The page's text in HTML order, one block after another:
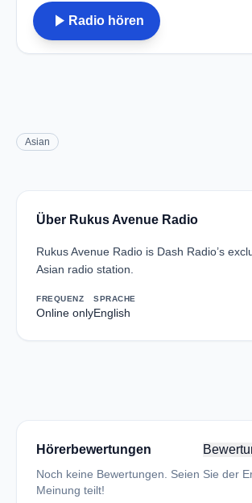
play_arrow Radio hören
Asian
Über Rukus Avenue Radio
Rukus Avenue Radio is Dash Radio’s
Asian radio station.
FREQUENZ
Online only
SPRACHE
English
Hörerbewertungen
Noch keine Bewertungen. Seien Sie der
Meinung teilt!